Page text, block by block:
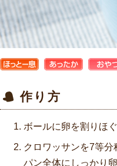
息
作り方
ボールに卵を割りほ
クロワッサンを7等
パン全体にしっかり